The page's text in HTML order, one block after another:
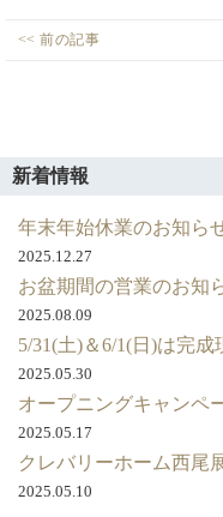
投
ゲ
ー
シ
ョ
ン
<< 前の記事
ﾊ
ｳ
ｽ
上
様
(1)_page-
0001
新着情報
年末年始休業のお知ら
2025.12.27
お盆期間の営業のお知
2025.08.09
5/31(土)＆6/1(日)は完成
2025.05.30
オープニングキャンペ
2025.05.17
クレバリーホーム西尾
2025.05.10